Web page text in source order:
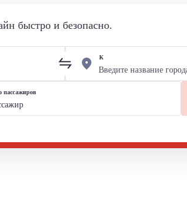
быстро и безопасно.
К
пассажиров